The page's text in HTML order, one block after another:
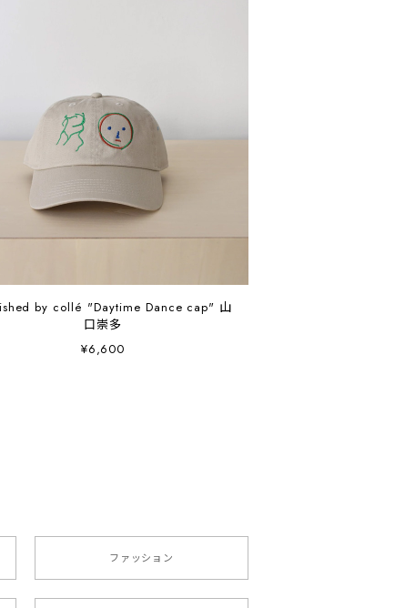
by collé "Daytime Dance cap" 山
口崇多
¥6,600
ファッション